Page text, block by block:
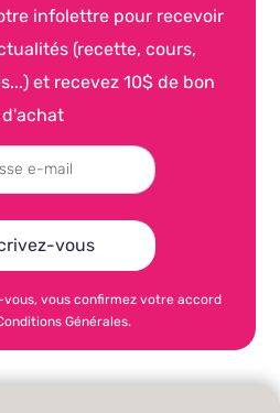
infolettre pour recevoir
(recette, cours,
et recevez 10$ de bon
d'achat
vous confirmez votre accord
Générales.